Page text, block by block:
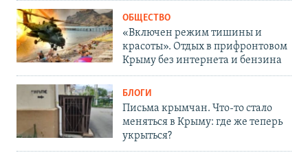
ОБЩЕСТВО
«Включен режим тишины и
красоты». Отдых в прифронтовом
Крыму без интернета и бензина
БЛОГИ
Письма крымчан. Что-то стало
меняться в Крыму: где же теперь
укрыться?